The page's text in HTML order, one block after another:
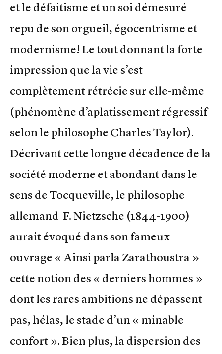
et le défaitisme et un soi démesuré
repu de son orgueil, égocentrisme et
modernisme! Le tout donnant la forte
impression que la vie s’est
complètement rétrécie sur elle-même
(phénomène d’aplatissement régressif
selon le philosophe Charles Taylor).
Décrivant cette longue décadence de la
société moderne et abondant dans le
sens de Tocqueville, le philosophe
allemand F. Nietzsche (1844-1900)
aurait évoqué dans son fameux
ouvrage « Ainsi parla Zarathoustra »
cette notion des « derniers hommes »
dont les rares ambitions ne dépassent
pas, hélas, le stade d’un « minable
confort ». Bien plus, la dispersion des